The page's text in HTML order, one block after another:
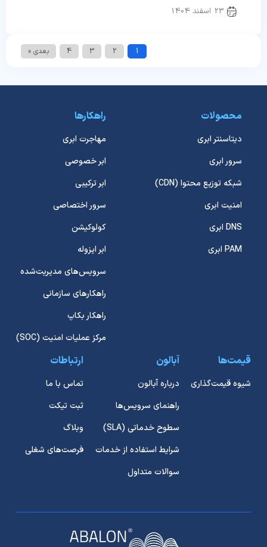
23 اسفند 1404
1
2
3
4 بعدی »
محصولات
دیتاسنتر ابری
سرور ابری
شبکه توزیع محتوا (CDN)
امنیت ابری
DNS ابری
PAM ابری
راهکارها
مهاجرت ابری
ابر خصوصی
ابر ترکیبی
سرور اختصاصی
کولوکیشن
ابر ایزوله
سرویس‌های مدیریت‌شده
راهکارهای سازمانی
راهکار بکاپ
مرکز عملیات امنیت (SOC)
قیمت‌ها
شیوه قیمت‌گذاری
آبالون
درباره آبالون
راهنمای سرویس‌ها
سطوح خدماتی (SLA)
شرایط استفاده از خدمات
سوالات متداول
ارتباطات
تماس با ما
ثبت تیکت
وبلاگ
فرصت‌های شغلی